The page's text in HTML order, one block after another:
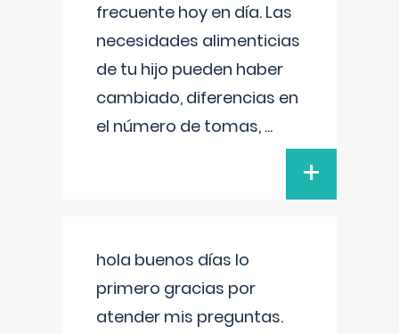
frecuente hoy en día. Las
necesidades alimenticias
de tu hijo pueden haber
cambiado, diferencias en
el número de tomas, ...
+
hola buenos días lo
primero gracias por
atender mis preguntas.